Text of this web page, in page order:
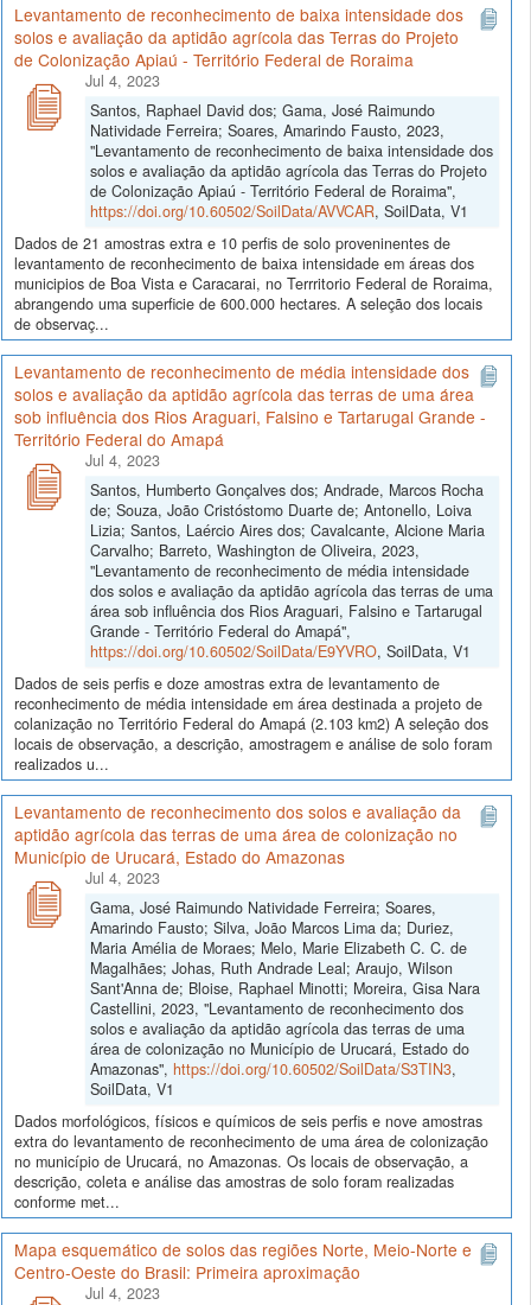
Levantamento de reconhecimento de baixa intensidade dos
solos e avaliação da aptidão agrícola das Terras do Projeto
de Colonização Apiaú - Território Federal de Roraima
Jul 4, 2023
Santos, Raphael David dos; Gama, José Raimundo
Natividade Ferreira; Soares, Amarindo Fausto, 2023,
"Levantamento de reconhecimento de baixa intensidade dos
solos e avaliação da aptidão agrícola das Terras do Projeto
de Colonização Apiaú - Território Federal de Roraima",
https://doi.org/10.60502/SoilData/AVVCAR, SoilData, V1
Dados de 21 amostras extra e 10 perfis de solo proveninentes de
levantamento de reconhecimento de baixa intensidade em áreas dos
municipios de Boa Vista e Caracarai, no Terrritorio Federal de Roraima,
abrangendo uma superficie de 600.000 hectares. A seleção dos locais
de observaç...
Levantamento de reconhecimento de média intensidade dos
solos e avaliação da aptidão agrícola das terras de uma área
sob influência dos Rios Araguari, Falsino e Tartarugal Grande -
Território Federal do Amapá
Jul 4, 2023
Santos, Humberto Gonçalves dos; Andrade, Marcos Rocha
de; Souza, João Cristóstomo Duarte de; Antonello, Loiva
Lizia; Santos, Laércio Aires dos; Cavalcante, Alcione Maria
Carvalho; Barreto, Washington de Oliveira, 2023,
"Levantamento de reconhecimento de média intensidade
dos solos e avaliação da aptidão agrícola das terras de uma
área sob influência dos Rios Araguari, Falsino e Tartarugal
Grande - Território Federal do Amapá",
https://doi.org/10.60502/SoilData/E9YVRO, SoilData, V1
Dados de seis perfis e doze amostras extra de levantamento de
reconhecimento de média intensidade em área destinada a projeto de
colanização no Território Federal do Amapá (2.103 km2) A seleção dos
locais de observação, a descrição, amostragem e análise de solo foram
realizados u...
Levantamento de reconhecimento dos solos e avaliação da
aptidão agrícola das terras de uma área de colonização no
Município de Urucará, Estado do Amazonas
Jul 4, 2023
Gama, José Raimundo Natividade Ferreira; Soares,
Amarindo Fausto; Silva, João Marcos Lima da; Duriez,
Maria Amélia de Moraes; Melo, Marie Elizabeth C. C. de
Magalhães; Johas, Ruth Andrade Leal; Araujo, Wilson
Sant'Anna de; Bloise, Raphael Minotti; Moreira, Gisa Nara
Castellini, 2023, "Levantamento de reconhecimento dos
solos e avaliação da aptidão agrícola das terras de uma
área de colonização no Município de Urucará, Estado do
Amazonas", https://doi.org/10.60502/SoilData/S3TIN3,
SoilData, V1
Dados morfológicos, físicos e químicos de seis perfis e nove amostras
extra do levantamento de reconhecimento de uma área de colonização
no município de Urucará, no Amazonas. Os locais de observação, a
descrição, coleta e análise das amostras de solo foram realizadas
conforme met...
Mapa esquemático de solos das regiões Norte, Meio-Norte e
Centro-Oeste do Brasil: Primeira aproximação
Jul 4, 2023